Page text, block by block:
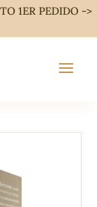
1ER PEDIDO ->